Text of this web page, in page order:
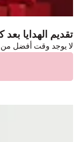
تقديم الهدايا
لا يوجد وقت أفضل من